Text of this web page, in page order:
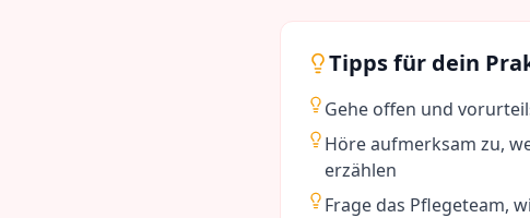
Tipps für dein
Gehe offen und
Höre aufmerksam zu,
erzählen
Frage das Pflegeteam,